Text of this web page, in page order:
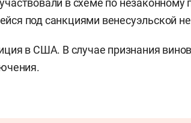
в схеме по незаконному
под санкциями венесуэльской
в США. В случае признания